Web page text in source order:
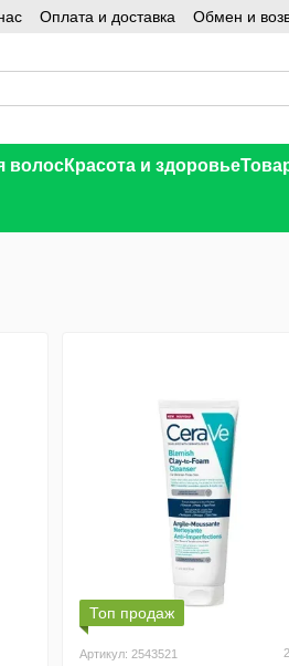
Оплата и доставка Обмен и
волосКрасота и здоровье
Топ продаж
Артикул: 2543521 2